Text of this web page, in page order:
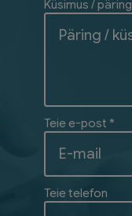
Küsimus / päring
Teie e-post *
Teie telefon